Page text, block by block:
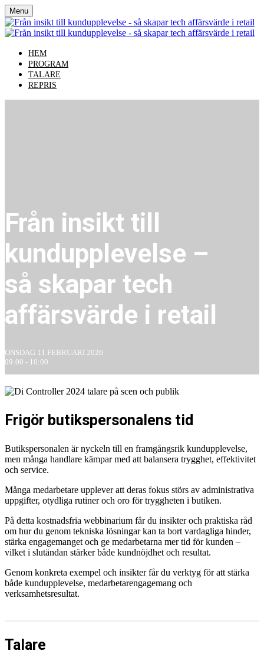
Menu
HEM
PROGRAM
TALARE
REPRIS
Från insikt till
kundupplevelse –
så skapar tech
affärsvärde i retail
ONSDAG 11 FEBRUARI 2026
09:00 - 10:00
Frigör butikspersonalens tid
Butikspersonalen är nyckeln till en framgångsrik kundupplevelse,
men många handlare kämpar med att balansera trygghet, effektivitet
och service.
Många medarbetare upplever att deras fokus störs av administrativa
uppgifter, otydliga rutiner och oro för tryggheten i butiken.
På detta kostnadsfria webbinarium får du insikter och praktiska råd
om hur du genom tekniska lösningar kan ta bort vardagliga hinder,
stärka engagemanget och ge medarbetarna mer tid för kunden –
vilket i slutändan stärker både kundnöjdhet och resultat.
Genom konkreta exempel och insikter får du verktyg för att stärka
både kundupplevelse, medarbetarengagemang och
verksamhetsresultat.
Talare